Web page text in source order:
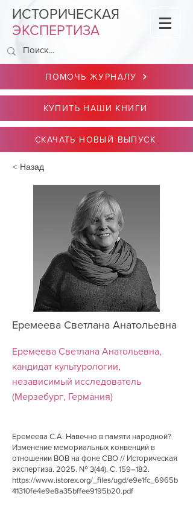
ИСТОРИЧЕСКАЯ
ЭКСПЕРТИЗА
ПОМОЧЬ ЖУРНАЛУ
КУПИТЬ НАШИ КНИГИ
СКАЧАТЬ НОВЫЙ ВЫПУСК
< Назад
Еремеева Светлана Анатольевна
Еремеева Светлана Анатольевна,
кандидат культурологии,
независимый исследователь
(Мерзебург, Германия)
Еремеева С.А. Навечно в памяти народной?
Изменение мемориальных конвенций в
отношении ВОВ на фоне СВО // Историческая
экспертиза. 2025. № 3(44). С. 159–182.
https://www.istorex.org/_files/ugd/e9e1fc_6965b
41310fe4e9e8a35bffee9195b20.pdf